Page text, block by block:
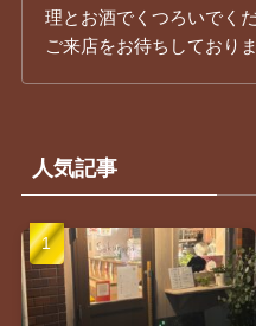
理とお酒でくつろいでくだ
ご来店をお待ちしておりま
人気記事